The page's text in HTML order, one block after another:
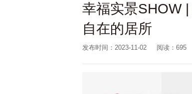
幸福实景SHOW
自在的居所
发布时间：2023-11-02 阅读：695